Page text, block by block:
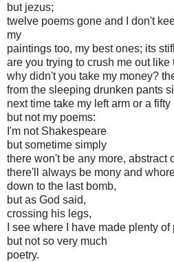
but jezus;
twelve poems gone and I don't
my
paintings too, my best ones; its
are you trying to crush me out like
why didn't you take my money?
from the sleeping drunken pants
next time take my left arm or a fifty
but not my poems:
I'm not Shakespeare
but sometime simply
there won't be any more, abstract
there'll always be mony and
down to the last bomb,
but as God said,
crossing his legs,
I see where I have made plenty of
but not so very much
poetry.